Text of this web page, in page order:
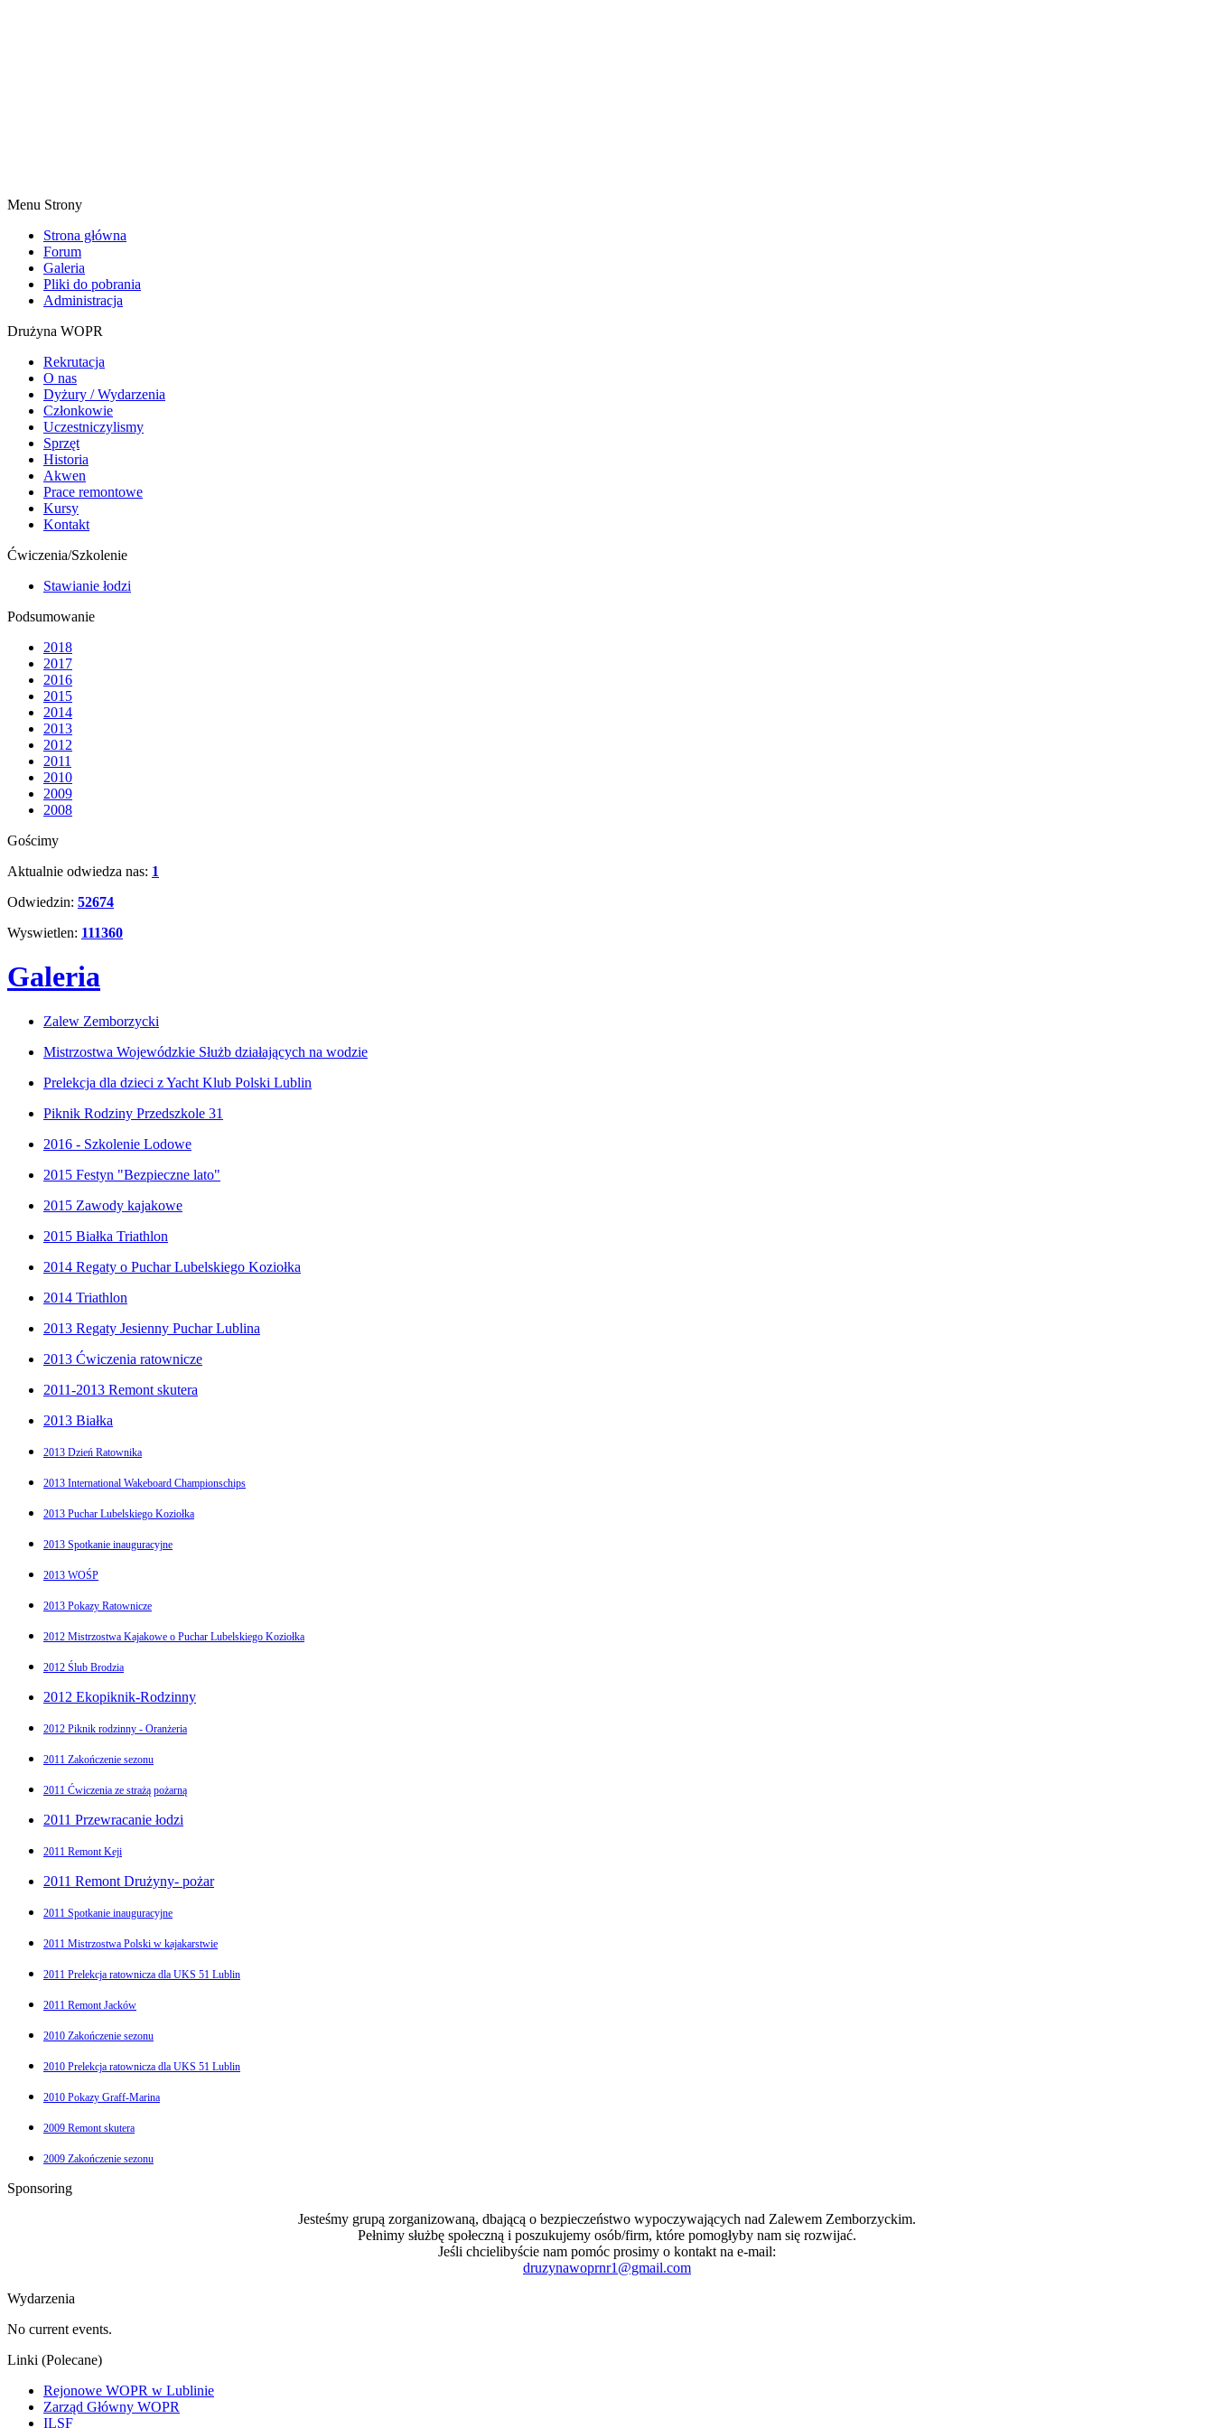
Menu Strony
Strona główna
Forum
Galeria
Pliki do pobrania
Administracja
Drużyna WOPR
Rekrutacja
O nas
Dyżury / Wydarzenia
Członkowie
Uczestniczylismy
Sprzęt
Historia
Akwen
Prace remontowe
Kursy
Kontakt
Ćwiczenia/Szkolenie
Stawianie łodzi
Podsumowanie
2018
2017
2016
2015
2014
2013
2012
2011
2010
2009
2008
Gościmy
Aktualnie odwiedza nas: 1
Odwiedzin: 52674
Wyswietlen: 111360
Galeria
Zalew Zemborzycki
Mistrzostwa Wojewódzkie Służb działających na wodzie
Prelekcja dla dzieci z Yacht Klub Polski Lublin
Piknik Rodziny Przedszkole 31
2016 - Szkolenie Lodowe
2015 Festyn "Bezpieczne lato"
2015 Zawody kajakowe
2015 Białka Triathlon
2014 Regaty o Puchar Lubelskiego Koziołka
2014 Triathlon
2013 Regaty Jesienny Puchar Lublina
2013 Ćwiczenia ratownicze
2011-2013 Remont skutera
2013 Białka
2013 Dzień Ratownika
2013 International Wakeboard Championschips
2013 Puchar Lubelskiego Koziołka
2013 Spotkanie inauguracyjne
2013 WOŚP
2013 Pokazy Ratownicze
2012 Mistrzostwa Kajakowe o Puchar Lubelskiego Koziołka
2012 Ślub Brodzia
2012 Ekopiknik-Rodzinny
2012 Piknik rodzinny - Oranżeria
2011 Zakończenie sezonu
2011 Ćwiczenia ze strażą pożarną
2011 Przewracanie łodzi
2011 Remont Keji
2011 Remont Drużyny- pożar
2011 Spotkanie inauguracyjne
2011 Mistrzostwa Polski w kajakarstwie
2011 Prelekcja ratownicza dla UKS 51 Lublin
2011 Remont Jacków
2010 Zakończenie sezonu
2010 Prelekcja ratownicza dla UKS 51 Lublin
2010 Pokazy Graff-Marina
2009 Remont skutera
2009 Zakończenie sezonu
Sponsoring
Jesteśmy grupą zorganizowaną, dbającą o bezpieczeństwo wypoczywających nad Zalewem Zemborzyckim.
Pełnimy służbę społeczną i poszukujemy osób/firm, które pomogłyby nam się rozwijać.
Jeśli chcielibyście nam pomóc prosimy o kontakt na e-mail:
druzynawoprnr1@gmail.com
Wydarzenia
No current events.
Linki (Polecane)
Rejonowe WOPR w Lublinie
Zarząd Główny WOPR
ILSF